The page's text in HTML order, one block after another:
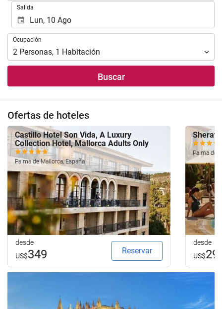
Salida
Ocupación
Ocupación
2 Personas, 1 Habitación
Buscar
Ofertas de hoteles
Castillo Hotel Son Vida, A Luxury
Collection Hotel, Mallorca Adults Only
Palma de Mallorca, España
desde
US$349 Reservar
Palma de
desde
US$